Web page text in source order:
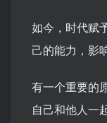
如今，时代赋
己的能力，影
有一个重要的
自己和他人一